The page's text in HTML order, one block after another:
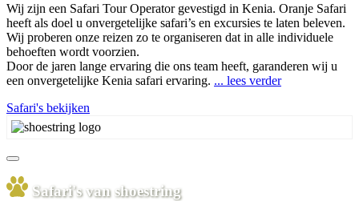
Wij zijn een Safari Tour Operator gevestigd in Kenia. Oranje Safari
heeft als doel u onvergetelijke safari’s en excursies te laten beleven.
Wij proberen onze reizen zo te organiseren dat in alle individuele
behoeften wordt voorzien.
Door de jaren lange ervaring die ons team heeft, garanderen wij u
een onvergetelijke Kenia safari ervaring. ... lees verder
Safari's bekijken
Safari's van shoestring